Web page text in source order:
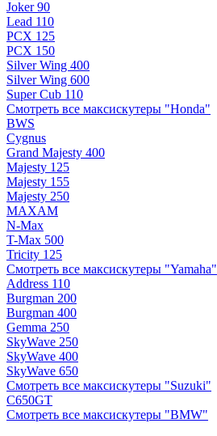
Joker 90
Lead 110
PCX 125
PCX 150
Silver Wing 400
Silver Wing 600
Super Cub 110
Смотреть все максискутеры "Honda"
BWS
Cygnus
Grand Majesty 400
Majesty 125
Majesty 155
Majesty 250
MAXAM
N-Max
T-Max 500
Tricity 125
Смотреть все максискутеры "Yamaha"
Address 110
Burgman 200
Burgman 400
Gemma 250
SkyWave 250
SkyWave 400
SkyWave 650
Смотреть все максискутеры "Suzuki"
C650GT
Смотреть все максискутеры "BMW"